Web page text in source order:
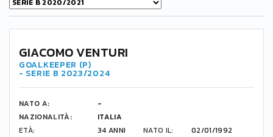
GIACOMO VENTURI
GOALKEEPER (P)
- SERIE B 2023/2024
NATO A:
-
NAZIONALITÀ:
ITALIA
ETÀ:
34 ANNI NATO IL:
02/01/1992